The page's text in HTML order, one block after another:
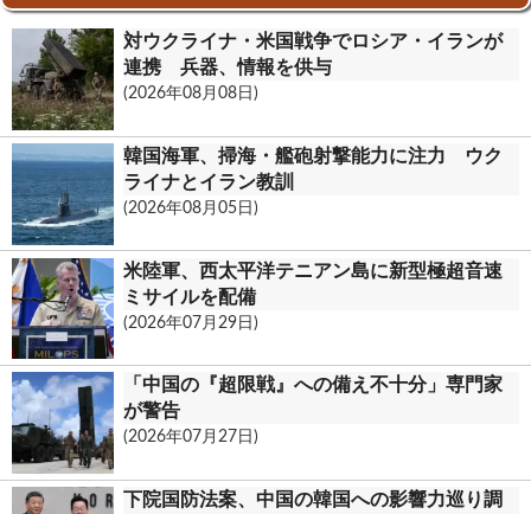
.
m
対ウクライナ・米国戦争でロシア・イランが
連携 兵器、情報を供与
(2026年08月08日)
韓国海軍、掃海・艦砲射撃能力に注力 ウク
ライナとイラン教訓
(2026年08月05日)
米陸軍、西太平洋テニアン島に新型極超音速
ミサイルを配備
(2026年07月29日)
「中国の『超限戦』への備え不十分」専門家
が警告
(2026年07月27日)
下院国防法案、中国の韓国への影響力巡り調